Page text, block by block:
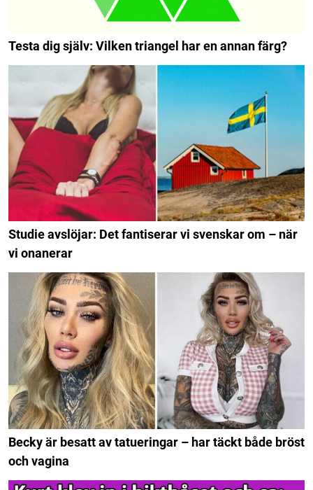
Testa dig själv: Vilken triangel har en annan färg?
Studie avslöjar: Det fantiserar vi svenskar om – när
vi onanerar
Becky är besatt av tatueringar – har täckt både bröst
och vagina